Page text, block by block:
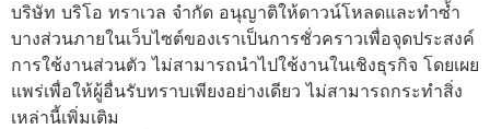
บริษัท บริโอ ทราเวล จำกัด อนุญาติให้ดาวน์โหลดและทำซ้ำ
บางส่วนภายในเว็บไซต์ของเราเป็นการชั่วคราวเพื่อจุดประสงค์
การใช้งานส่วนตัว ไม่สามารถนำไปใช้งานในเชิงธุรกิจ โดยเผย
แพร่เพื่อให้ผู้อื่นรับทราบเพียงอย่างเดียว ไม่สามารถกระทำสิ่ง
เหล่านี้เพิ่มเติม